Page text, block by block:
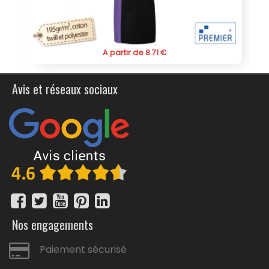
A partir de 8.71 €
Avis et réseaux sociaux
Nos engagements
Paiement sécurisé